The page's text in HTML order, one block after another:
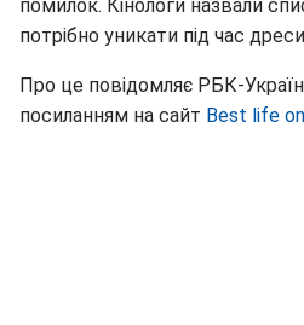
помилок. Кінологи назвали
потрібно уникати під час
Про це повідомляє РБК-
посиланням на сайт Best life